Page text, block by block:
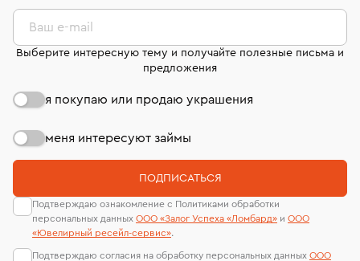
комиссионных украшений и часов смотрите на
странице«Возврат украшений»
лабораторий
Ваш e-mail
Выберите интересную тему и получайте полезные письма и
предложения
я покупаю или продаю украшения
меня интересуют займы
ПОДПИСАТЬСЯ
Подтверждаю ознакомление с Политиками обработки
персональных данных ООО «Залог Успеха «Ломбард» и ООО
«Ювелирный ресейл-сервиc».
Подтверждаю согласия на обработку персональных данных ООО